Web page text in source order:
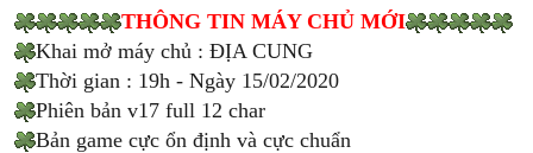
THÔNG TIN MÁY CHỦ MỚI
Khai mở máy chủ : ĐỊA CUNG
Thời gian : 19h - Ngày 15/02/2020
Phiên bản v17 full 12 char
Bản game cực ổn định và cực chuẩn